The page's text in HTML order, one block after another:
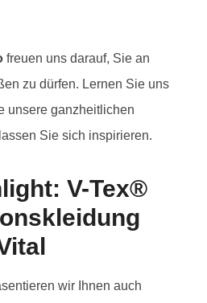
freuen uns darauf, Sie an
zu dürfen. Lernen Sie uns
unsere ganzheitlichen
Sie sich inspirieren.
V-Tex®
wir Ihnen auch